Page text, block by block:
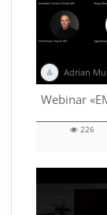
Adrian
40:34 duration
226